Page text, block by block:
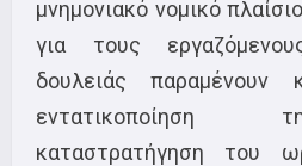
μνημονιακό νομικό
για τους
δουλειάς παραμένουν
εντατικοποίηση
καταστρατήγηση του